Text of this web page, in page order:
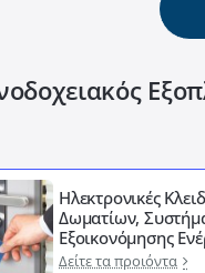
Ηλεκτρονικές
Δωματίων,
Εξοικονόμησης
Δείτε τα προιόντα